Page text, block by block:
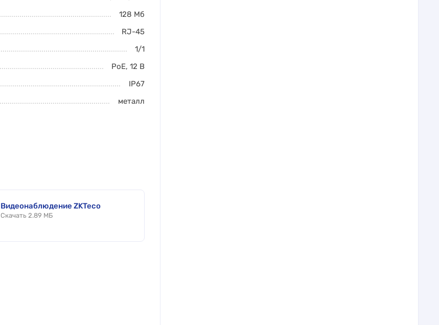
128 Мб
RJ-45
1/1
PoE,12 В
IP67
металл
Видеонаблюдение ZKTeco
Скачать 2.89 МБ